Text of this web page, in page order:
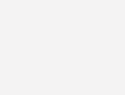
[GK] Mémoire cash -
[GK] Nvidia : le prix des
[GK] Suikoden Star Leap
[Mo5] La mini borne
[GK] Le studio de FIFA
[GK] La PlayStation 1 en
[GK] GTA 6 : Rockstar